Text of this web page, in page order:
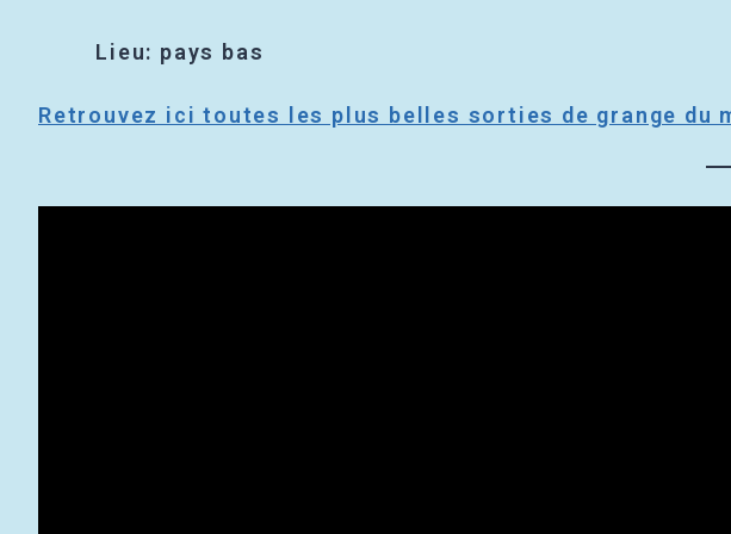
Lieu: pays bas
Retrouvez ici toutes les plus belles sorties de grange du